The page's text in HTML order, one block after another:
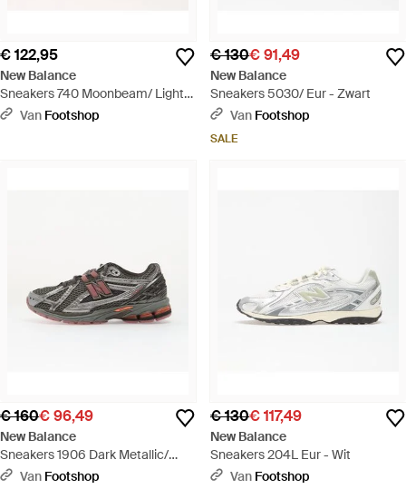
€ 122,95
New Balance
Sneakers 740 Moonbeam/ Light
Metallic Eur - Grijs
Van Footshop
€ 130€ 91,49
New Balance
Sneakers 5030/ Eur - Zwart
Van Footshop
SALE
€ 160€ 96,49
New Balance
Sneakers 1906 Dark Metallic/
Rosewood Eur - Bruin
Van Footshop
€ 130€ 117,49
New Balance
Sneakers 204L Eur - Wit
Van Footshop